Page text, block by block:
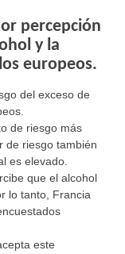
percepción
y la
europeos.
del exceso de
de riesgo más
de riesgo también
es elevado.
que el alcohol
lo tanto, Francia
este